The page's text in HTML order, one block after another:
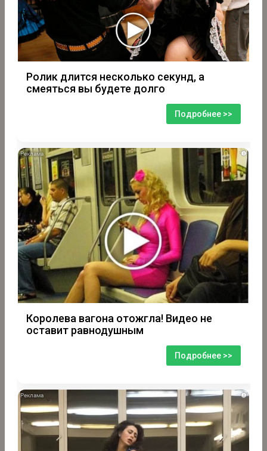
Ролик длится несколько секунд, а
смеяться вы будете долго
Подробнее >>
i
Королева вагона отожгла! Видео не
оставит равнодушным
Подробнее >>
i